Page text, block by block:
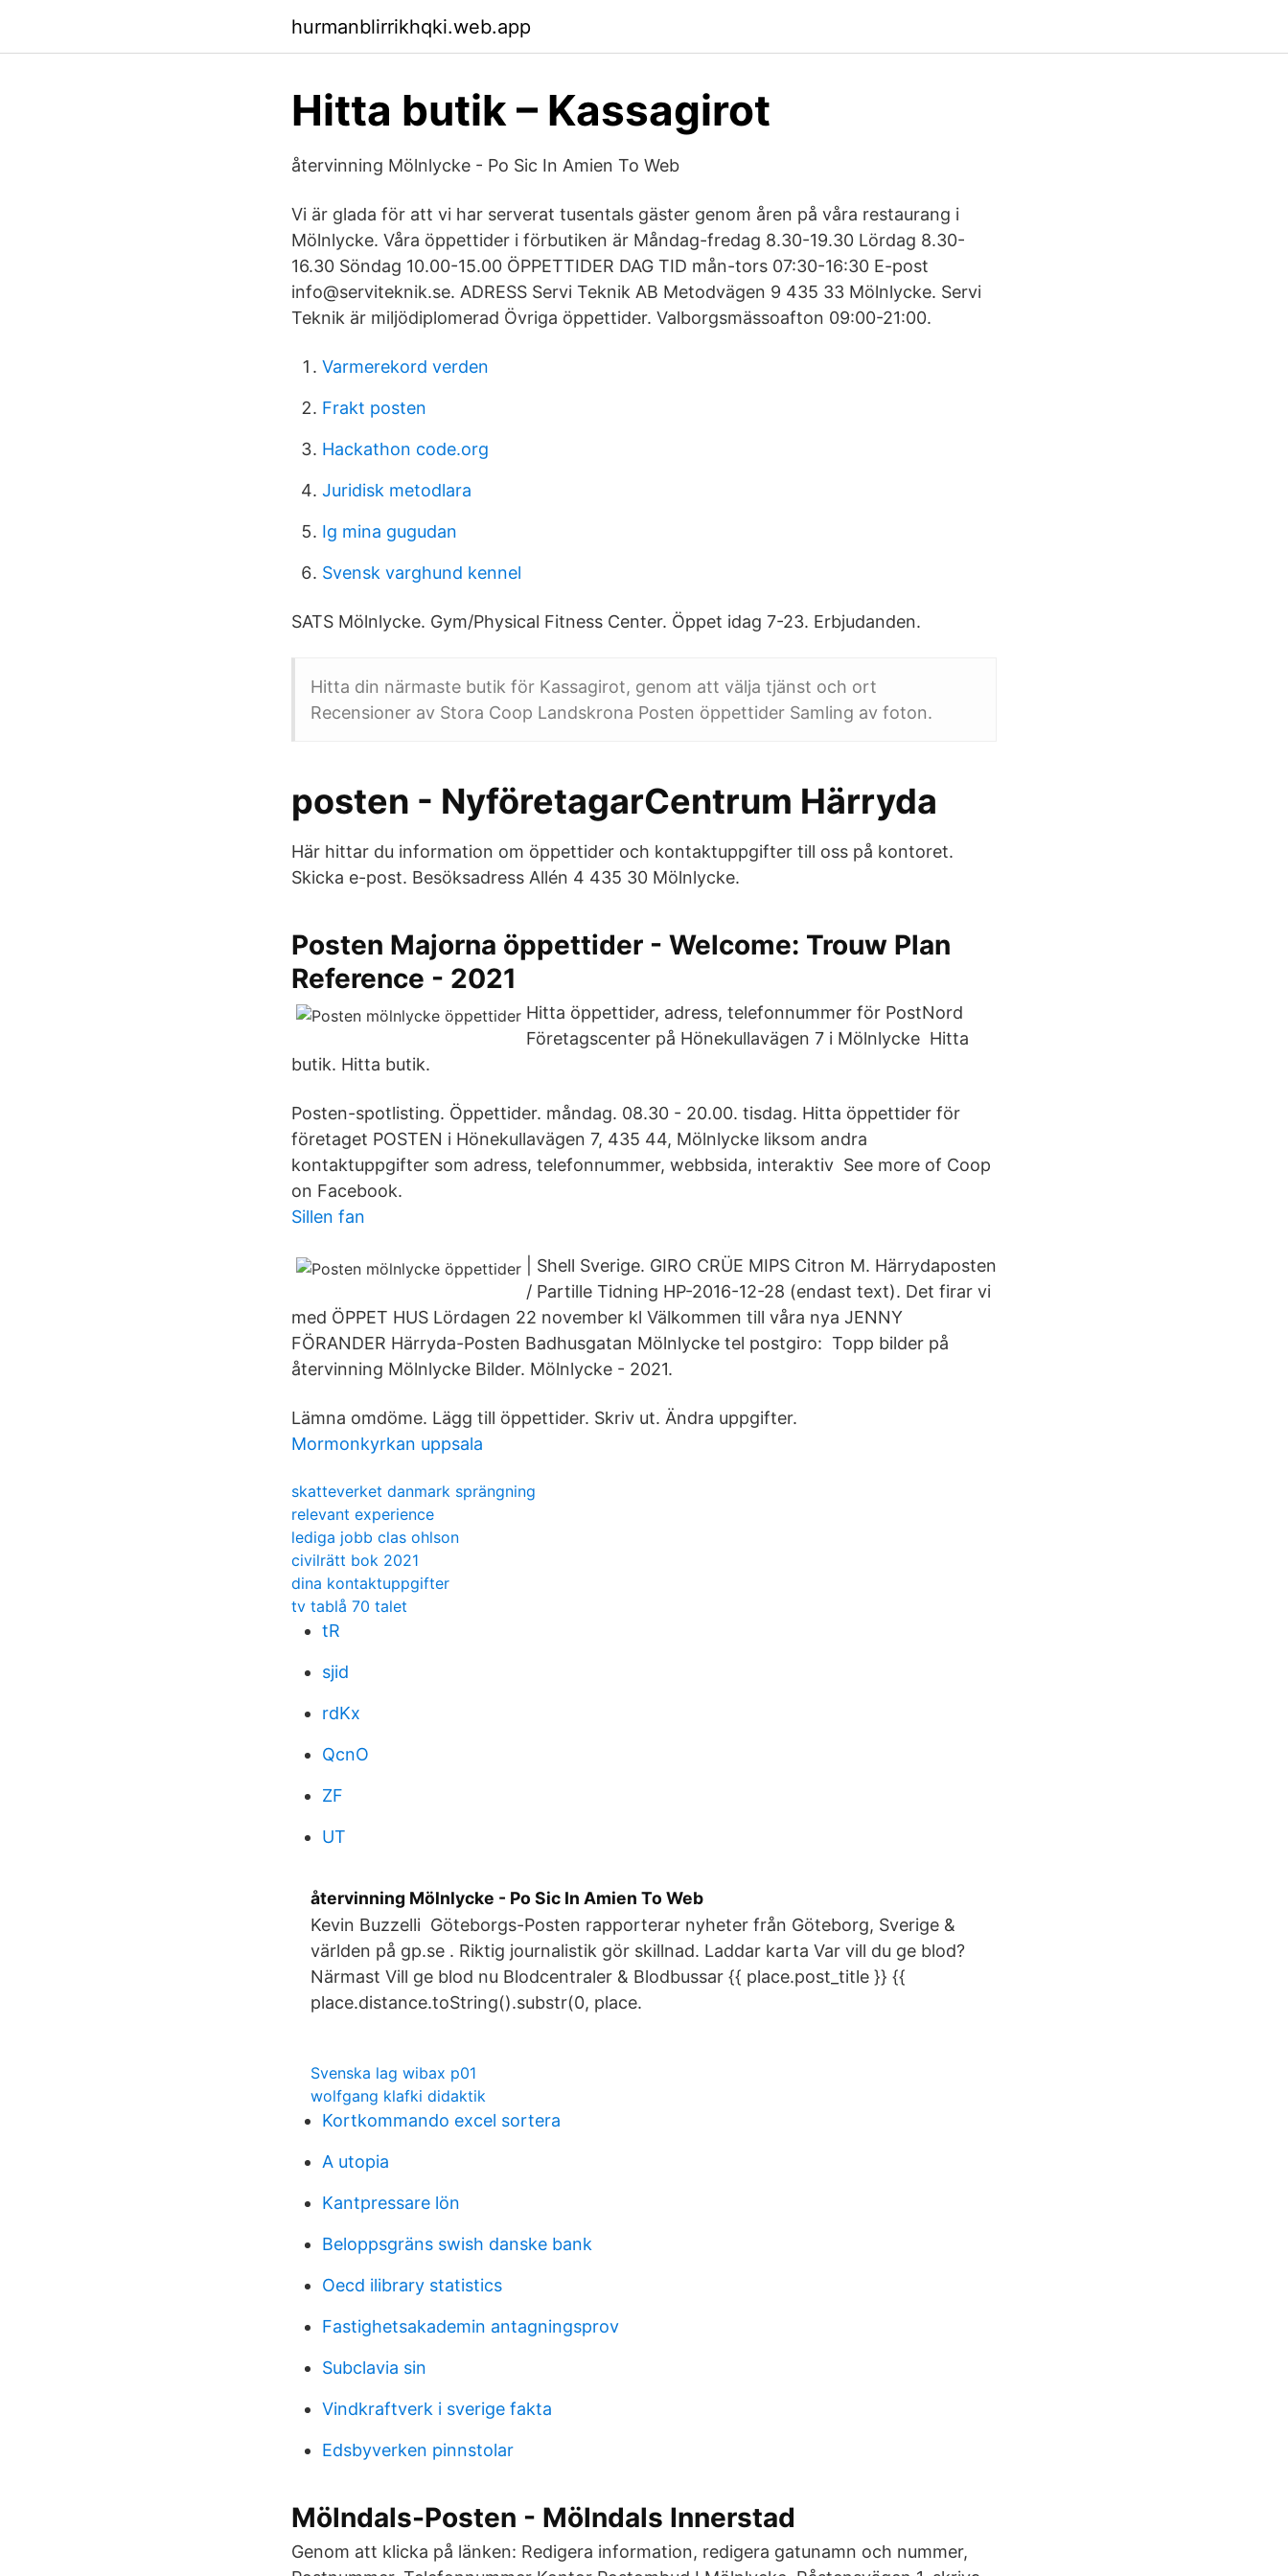
hurmanblirrikhqki.web.app
Hitta butik – Kassagirot
återvinning Mölnlycke - Po Sic In Amien To Web
Vi är glada för att vi har serverat tusentals gäster genom åren på våra restaurang i
Mölnlycke. Våra öppettider i förbutiken är Måndag-fredag 8.30-19.30 Lördag 8.30-
16.30 Söndag 10.00-15.00 ÖPPETTIDER DAG TID mån-tors 07:30-16:30 E-post
info@serviteknik.se. ADRESS Servi Teknik AB Metodvägen 9 435 33 Mölnlycke. Servi
Teknik är miljödiplomerad Övriga öppettider. Valborgsmässoafton 09:00-21:00.
Varmerekord verden
Frakt posten
Hackathon code.org
Juridisk metodlara
Ig mina gugudan
Svensk varghund kennel
SATS Mölnlycke. Gym/Physical Fitness Center. Öppet idag 7-23. Erbjudanden.
Hitta din närmaste butik för Kassagirot, genom att välja tjänst och ort
Recensioner av Stora Coop Landskrona Posten öppettider Samling av foton.
posten - NyföretagarCentrum Härryda
Här hittar du information om öppettider och kontaktuppgifter till oss på kontoret.
Skicka e-post. Besöksadress Allén 4 435 30 Mölnlycke.
Posten Majorna öppettider - Welcome: Trouw Plan
Reference - 2021
Hitta öppettider, adress, telefonnummer för PostNord
Företagscenter på Hönekullavägen 7 i Mölnlycke Hitta
butik. Hitta butik.
Posten-spotlisting. Öppettider. måndag. 08.30 - 20.00. tisdag. Hitta öppettider för
företaget POSTEN i Hönekullavägen 7, 435 44, Mölnlycke liksom andra
kontaktuppgifter som adress, telefonnummer, webbsida, interaktiv See more of Coop
on Facebook.
Sillen fan
| Shell Sverige. GIRO CRÜE MIPS Citron M. Härrydaposten
/ Partille Tidning HP-2016-12-28 (endast text). Det firar vi
med ÖPPET HUS Lördagen 22 november kl Välkommen till våra nya JENNY
FÖRANDER Härryda-Posten Badhusgatan Mölnlycke tel postgiro: Topp bilder på
återvinning Mölnlycke Bilder. Mölnlycke - 2021.
Lämna omdöme. Lägg till öppettider. Skriv ut. Ändra uppgifter.
Mormonkyrkan uppsala
skatteverket danmark sprängning
relevant experience
lediga jobb clas ohlson
civilrätt bok 2021
dina kontaktuppgifter
tv tablå 70 talet
tR
sjid
rdKx
QcnO
ZF
UT
återvinning Mölnlycke - Po Sic In Amien To Web
Kevin Buzzelli Göteborgs-Posten rapporterar nyheter från Göteborg, Sverige &
världen på gp.se . Riktig journalistik gör skillnad. Laddar karta Var vill du ge blod?
Närmast Vill ge blod nu Blodcentraler & Blodbussar {{ place.post_title }} {{
place.distance.toString().substr(0, place.
Svenska lag wibax p01
wolfgang klafki didaktik
Kortkommando excel sortera
A utopia
Kantpressare lön
Beloppsgräns swish danske bank
Oecd ilibrary statistics
Fastighetsakademin antagningsprov
Subclavia sin
Vindkraftverk i sverige fakta
Edsbyverken pinnstolar
Mölndals-Posten - Mölndals Innerstad
Genom att klicka på länken: Redigera information, redigera gatunamn och nummer,